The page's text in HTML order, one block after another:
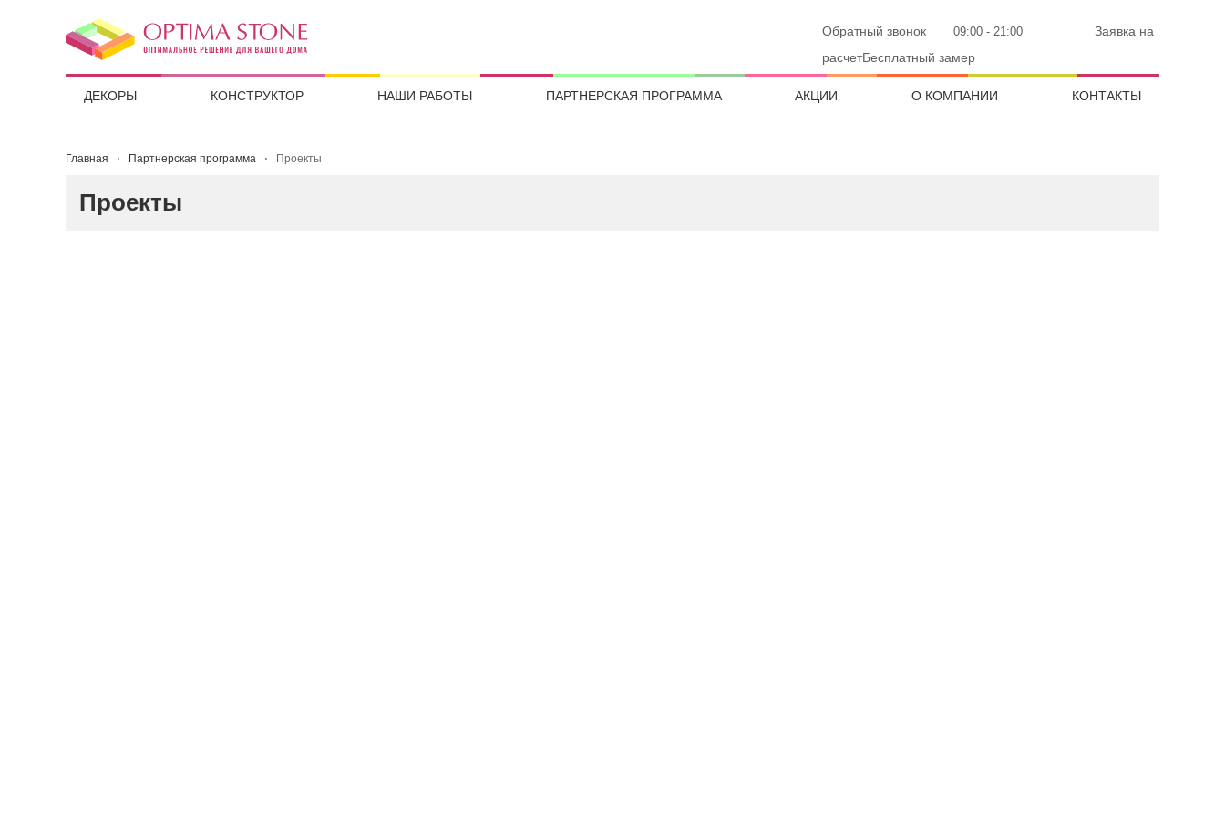
Обратный звонок 09:00 - 21:00
Заявка на
расчетБесплатный замер
ДЕКОРЫ КОНСТРУКТОР НАШИ РАБОТЫ ПАРТНЕРСКАЯ ПРОГРАММА АКЦИИ О КОМПАНИИ КОНТАКТЫ
Главная Партнерская программа Проекты
Проекты